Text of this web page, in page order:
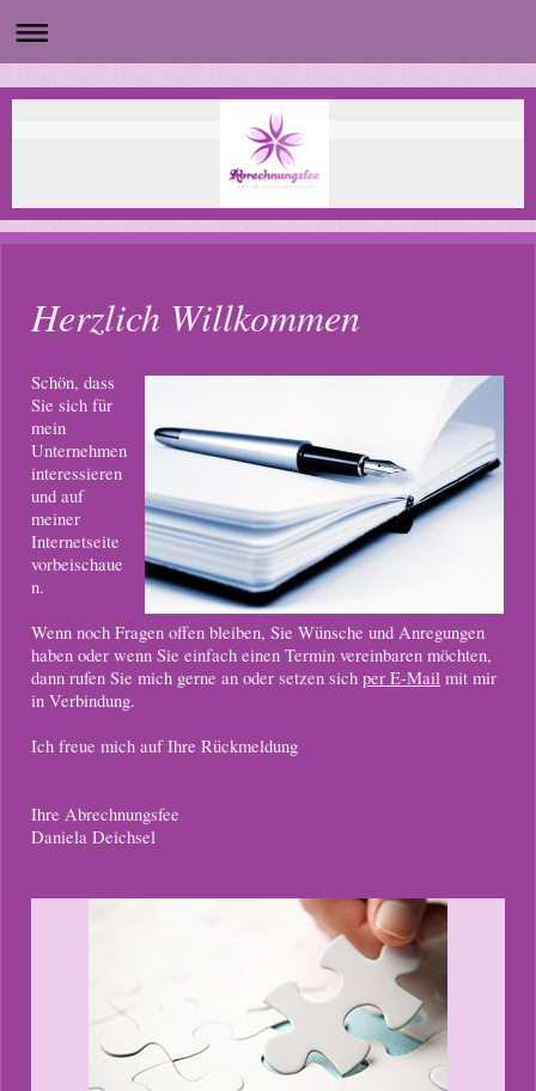
Herzlich Willkommen
Schön, dass
Sie sich für
mein
Unternehmen
interessieren
und auf
meiner
Internetseite
vorbeischaue
n.
Wenn noch Fragen offen bleiben, Sie Wünsche und Anregungen
haben oder wenn Sie einfach einen Termin vereinbaren möchten,
dann rufen Sie mich gerne an oder setzen sich per E-Mail mit mir
in Verbindung.
Ich freue mich auf Ihre Rückmeldung
Ihre Abrechnungsfee
Daniela Deichsel